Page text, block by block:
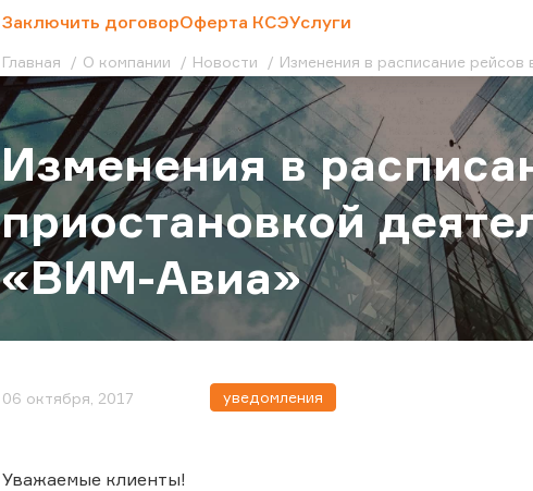
Заключить договорОферта КСЭУслуги
Главная О компании Новости Изменения в расписание
Изменения в
приостановкой
«ВИМ-Авиа»
06 октября, 2017 уведомления
Уважаемые клиенты!